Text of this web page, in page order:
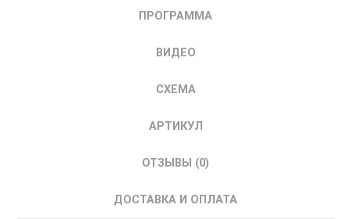
ПРОГРАММА
ВИДЕО
СХЕМА
АРТИКУЛ
ОТЗЫВЫ (0)
ДОСТАВКА И ОПЛАТА